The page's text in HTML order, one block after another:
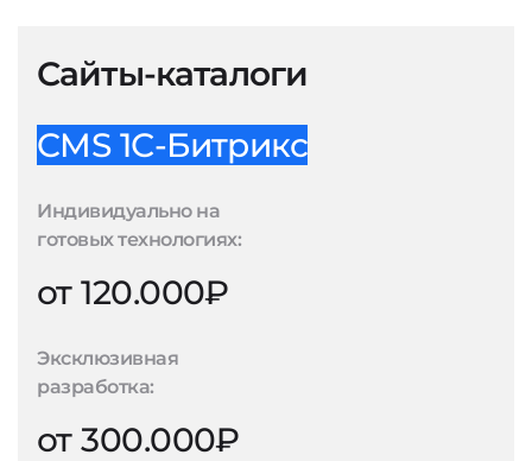
Сайты-каталоги
CMS 1С-Битрикс
Индивидуально на
готовых технологиях:
от 120.000₽
Эксклюзивная
разработка:
от 300.000₽